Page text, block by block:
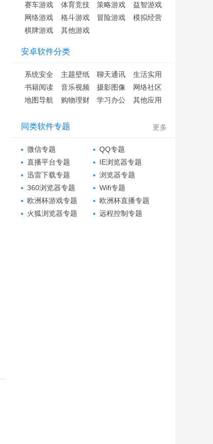
赛车游戏
体育竞技 策略游戏
益智游戏
网络游戏
格斗游戏 冒险游戏
模拟经营
棋牌游戏
其他游戏
安卓软件分类
系统安全 主题壁纸 聊天通讯
生活实用
书籍阅读
音乐视频 摄影图像
网络社区
地图导航
购物理财 学习办公 其他应用
更多
同类软件专题
微信专题
QQ专题
直播平台专题
IE浏览器专题
迅雷下载专题
浏览器专题
360浏览器专题
Wifi专题
欧洲杯游戏专题
欧洲杯直播专题
火狐浏览器专题
远程控制专题